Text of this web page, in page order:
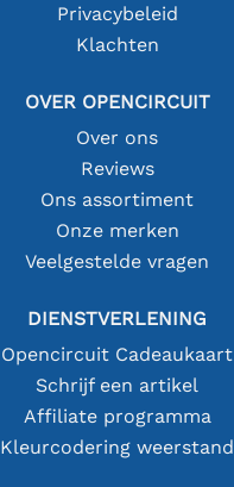
Privacybeleid
Klachten
OVER OPENCIRCUIT
Over ons
Reviews
Ons assortiment
Onze merken
Veelgestelde vragen
DIENSTVERLENING
Opencircuit Cadeaukaart
Schrijf een artikel
Affiliate programma
Kleurcodering weerstand